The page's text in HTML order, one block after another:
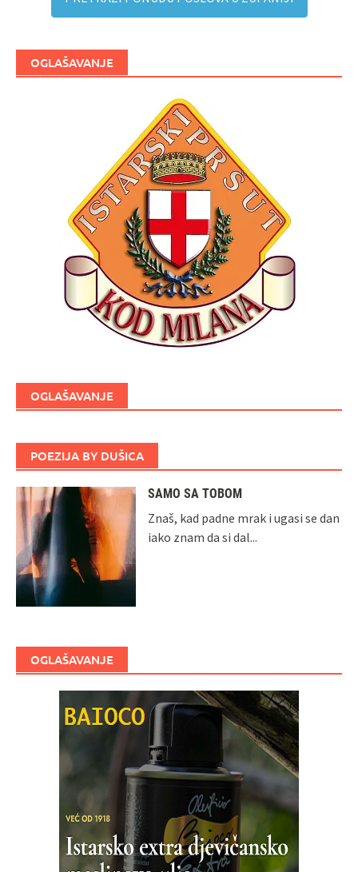
OGLAŠAVANJE
OGLAŠAVANJE
POEZIJA BY DUŠICA
SAMO SA TOBOM
Znaš, kad padne mrak i ugasi se dan
iako znam da si dal...
OGLAŠAVANJE